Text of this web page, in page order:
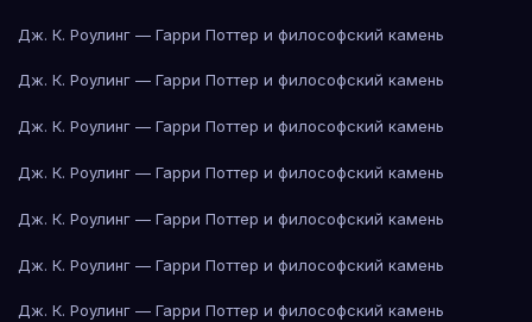
Дж. К. Роулинг — Гарри Поттер и философский камень
Дж. К. Роулинг — Гарри Поттер и философский камень
Дж. К. Роулинг — Гарри Поттер и философский камень
Дж. К. Роулинг — Гарри Поттер и философский камень
Дж. К. Роулинг — Гарри Поттер и философский камень
Дж. К. Роулинг — Гарри Поттер и философский камень
Дж. К. Роулинг — Гарри Поттер и философский камень